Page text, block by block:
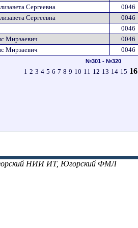
Сергеевна 0046
Сергеевна 0046
0046
Мирзаевич 0046
Мирзаевич 0046
№301 - №320
1 2 3 4 5 6 7 8 9 10 11 12 13 14 15 16
НИИ ИТ, Югорский ФМЛ